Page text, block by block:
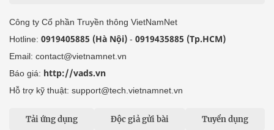
Công ty Cổ phần Truyền thông VietNamNet
Hotline: 0919405885 (Hà Nội) - 0919435885 (Tp.HCM)
Email: contact@vietnamnet.vn
Báo giá: http://vads.vn
Hỗ trợ kỹ thuật: support@tech.vietnamnet.vn
Tải ứng dụng Độc giả gửi bài Tuyển dụng